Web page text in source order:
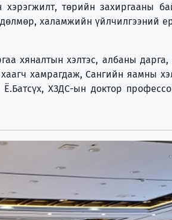
төрийн захиргааны
халамжийн үйлчилгээний
хяналтын хэлтэс, албаны
хамрагдаж, Сангийн яамны
ХЗДС-ын доктор